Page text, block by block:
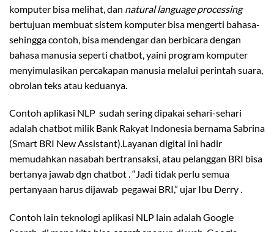
komputer bisa melihat, dan natural language processing
bertujuan membuat sistem komputer bisa mengerti bahasa-
sehingga contoh, bisa mendengar dan berbicara dengan
bahasa manusia seperti chatbot, yaini program komputer
menyimulasikan percakapan manusia melalui perintah suara,
obrolan teks atau keduanya.
Contoh aplikasi NLP sudah sering dipakai sehari-sehari
adalah chatbot milik Bank Rakyat Indonesia bernama Sabrina
(Smart BRI New Assistant).Layanan digital ini hadir
memudahkan nasabah bertransaksi, atau pelanggan BRI bisa
bertanya jawab dgn chatbot . “Jadi tidak perlu semua
pertanyaan harus dijawab pegawai BRI,” ujar Ibu Derry .
Contoh lain teknologi aplikasi NLP lain adalah Google